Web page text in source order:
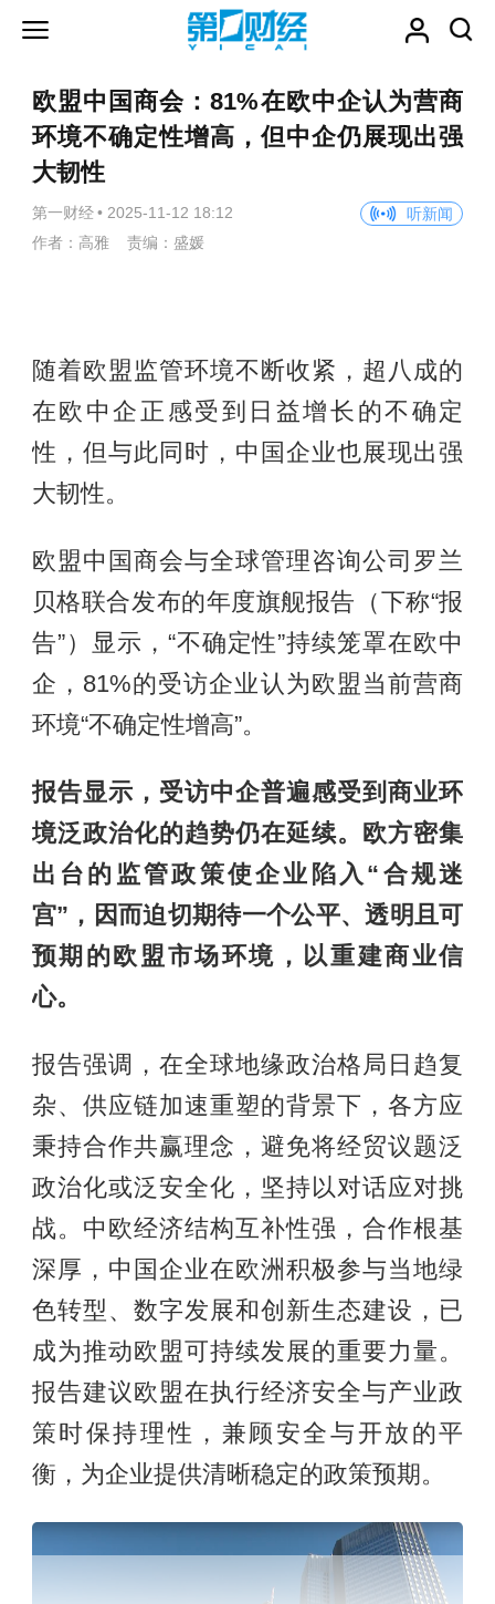
欧盟中国商会：81%在欧中企认为营商
环境不确定性增高，但中企仍展现出强
大韧性
第一财经 • 2025-11-12 18:12
听新闻
作者：高雅 责编：盛媛
随着欧盟监管环境不断收紧，超八成的
在欧中企正感受到日益增长的不确定
性，但与此同时，中国企业也展现出强
大韧性。
欧盟中国商会与全球管理咨询公司罗兰
贝格联合发布的年度旗舰报告（下称“报
告”）显示，“不确定性”持续笼罩在欧中
企，81%的受访企业认为欧盟当前营商
环境“不确定性增高”。
报告显示，受访中企普遍感受到商业环
境泛政治化的趋势仍在延续。欧方密集
出台的监管政策使企业陷入“合规迷
宫”，因而迫切期待一个公平、透明且可
预期的欧盟市场环境，以重建商业信
心。
报告强调，在全球地缘政治格局日趋复
杂、供应链加速重塑的背景下，各方应
秉持合作共赢理念，避免将经贸议题泛
政治化或泛安全化，坚持以对话应对挑
战。中欧经济结构互补性强，合作根基
深厚，中国企业在欧洲积极参与当地绿
色转型、数字发展和创新生态建设，已
成为推动欧盟可持续发展的重要力量。
报告建议欧盟在执行经济安全与产业政
策时保持理性，兼顾安全与开放的平
衡，为企业提供清晰稳定的政策预期。